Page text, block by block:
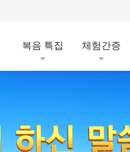
복음 특집 체험간증